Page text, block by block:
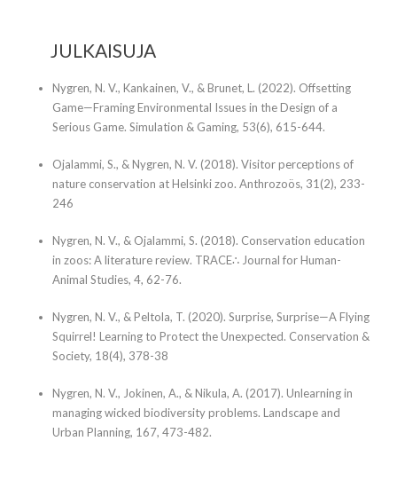
JULKAISUJA
Nygren, N. V., Kankainen, V., & Brunet, L. (2022). Offsetting
Game—Framing Environmental Issues in the Design of a
Serious Game. Simulation & Gaming, 53(6), 615-644.
Ojalammi, S., & Nygren, N. V. (2018). Visitor perceptions of
nature conservation at Helsinki zoo. Anthrozoös, 31(2), 233-
246
Nygren, N. V., & Ojalammi, S. (2018). Conservation education
in zoos: A literature review. TRACE∴ Journal for Human-
Animal Studies, 4, 62-76.
Nygren, N. V., & Peltola, T. (2020). Surprise, Surprise—A Flying
Squirrel! Learning to Protect the Unexpected. Conservation &
Society, 18(4), 378-38
Nygren, N. V., Jokinen, A., & Nikula, A. (2017). Unlearning in
managing wicked biodiversity problems. Landscape and
Urban Planning, 167, 473-482.